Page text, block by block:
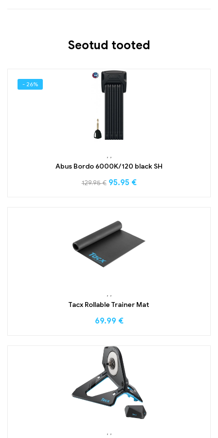
Seotud tooted
- 26%
, ,
Abus Bordo 6000K/120 black SH
129.95€ 95.95 €
, ,
Tacx Rollable Trainer Mat
69.99 €
, ,